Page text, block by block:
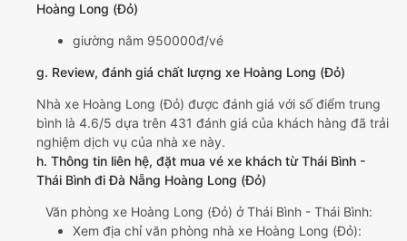
Hoàng Long (Đỏ)
giường nằm 950000đ/vé
g. Review, đánh giá chất lượng xe Hoàng Long (Đỏ)
Nhà xe Hoàng Long (Đỏ) được đánh giá với số điểm trung
bình là 4.6/5 dựa trên 431 đánh giá của khách hàng đã trải
nghiệm dịch vụ của nhà xe này.
h. Thông tin liên hệ, đặt mua vé xe khách từ Thái Bình -
Thái Bình đi Đà Nẵng Hoàng Long (Đỏ)
Văn phòng xe Hoàng Long (Đỏ) ở Thái Bình - Thái Bình:
Xem địa chỉ văn phòng nhà xe Hoàng Long (Đỏ):